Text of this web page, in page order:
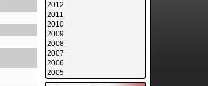
2012
2011
2010
2009
2008
2007
2006
2005